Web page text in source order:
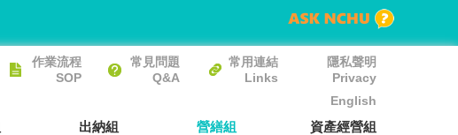
作業流程
SOP
常見問題
Q&A
常用連結
Links
隱私聲明
Privacy
English
出納組
營繕組
資產經營組